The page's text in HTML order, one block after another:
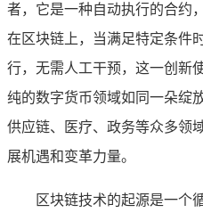
者，它是一种自动执行的合约
在区块链上，当满足特定条件
行，无需人工干预，这一创新
纯的数字货币领域如同一朵绽
供应链、医疗、政务等众多领
展机遇和变革力量。
区块链技术的起源是一个